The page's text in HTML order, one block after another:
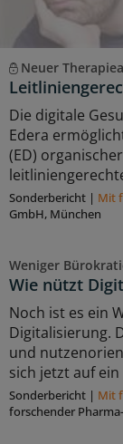
Neuer
Die digitale
Edera
(ED)
Sonderbericht | Mit
GmbH, München
Weniger
Wie nützt
Noch ist es ein
Digitalisierung.
und
sich jetzt auf
Sonderbericht | Mit
forschender